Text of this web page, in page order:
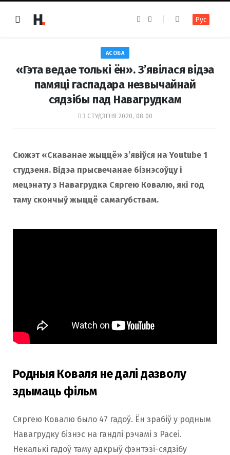
e
k
t
a
m
Рус
АСОБА
«Гэта ведае толькі ён». З’явілася відэа
памяці гаспадара незвычайнай
сядзібы пад Навагрудкам
3 СТУДЗЕНЯ 2020, 08:00
Сюжэт «Скаванае жыццё» з’явіўся на Youtube 1
студзеня. Відэа прысвечанае бізнэсоўцу і
мецэнату з Навагрудка Сяргею Ковалю, які год
таму скончыў жыццё самагубствам.
Родныя Коваля не далі дазволу
здымаць фільм
Сяргею Ковалю было 47 гадоў. Ён зрабіў у родным
Навагрудку бізнэс на гандлі рэчамі з Расеі. ​
Некалькі гадоў таму адкрыў фэнтэзі-сядзібу